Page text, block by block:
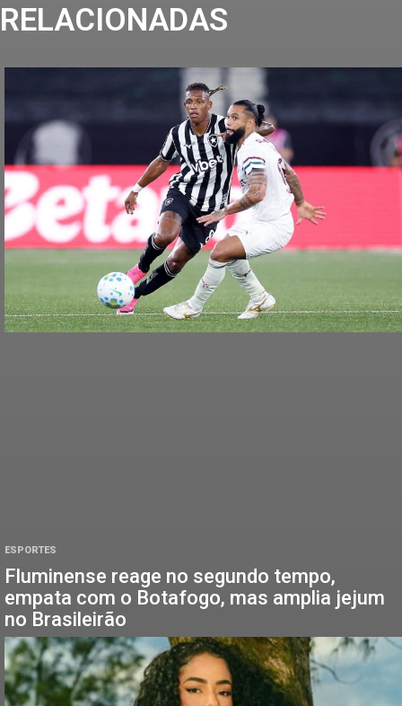
RELACIONADAS
ESPORTES
Fluminense reage no segundo tempo,
empata com o Botafogo, mas amplia jejum
no Brasileirão